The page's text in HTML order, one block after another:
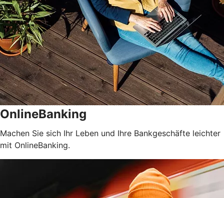
OnlineBanking
Machen Sie sich Ihr Leben und Ihre Bankgeschäfte leichter
mit OnlineBanking.